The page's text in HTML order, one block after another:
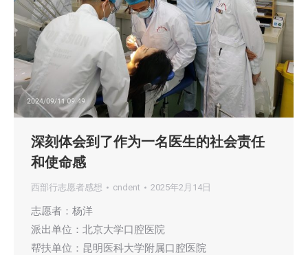
深刻体会到了作为一名医生的社会责任
和使命感
西部行志愿者感想 cndent 2025年2月14日
志愿者：杨洋
派出单位：北京大学口腔医院
帮扶单位：昆明医科大学附属口腔医院